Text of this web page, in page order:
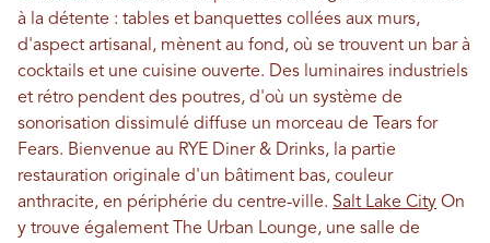
à la détente : tables et banquettes collées aux murs,
d'aspect artisanal, mènent au fond, où se trouvent un bar à
cocktails et une cuisine ouverte. Des luminaires industriels
et rétro pendent des poutres, d'où un système de
sonorisation dissimulé diffuse un morceau de Tears for
Fears. Bienvenue au RYE Diner & Drinks, la partie
restauration originale d'un bâtiment bas, couleur
anthracite, en périphérie du centre-ville. Salt Lake City On
y trouve également The Urban Lounge, une salle de